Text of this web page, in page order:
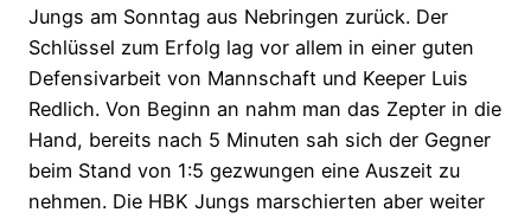
Jungs am Sonntag aus Nebringen zurück. Der
Schlüssel zum Erfolg lag vor allem in einer guten
Defensivarbeit von Mannschaft und Keeper Luis
Redlich. Von Beginn an nahm man das Zepter in die
Hand, bereits nach 5 Minuten sah sich der Gegner
beim Stand von 1:5 gezwungen eine Auszeit zu
nehmen. Die HBK Jungs marschierten aber weiter